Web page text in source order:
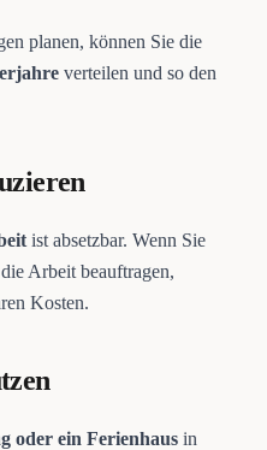
planen, können Sie die
verteilen und so den
ist absetzbar. Wenn Sie
Arbeit beauftragen,
Kosten.
oder ein Ferienhaus in